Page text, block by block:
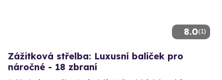
8.0(1)
Zážitková střelba: Luxusní balíček pro
náročné - 18 zbraní